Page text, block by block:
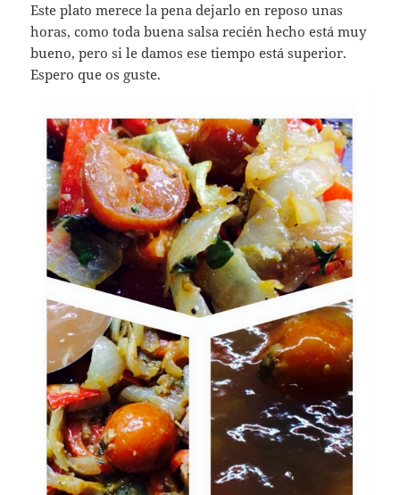
Este plato merece la pena dejarlo en reposo unas
horas, como toda buena salsa recién hecho está muy
bueno, pero si le damos ese tiempo está superior.
Espero que os guste.